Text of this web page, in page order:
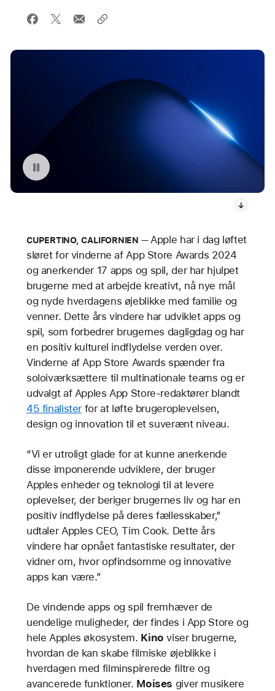
Sæt video på pause: App Store Awards 2024
CUPERTINO, CALIFORNIEN
Apple har i dag løftet
sløret for vinderne af App Store Awards 2024
og anerkender 17 apps og spil, der har hjulpet
brugerne med at arbejde kreativt, nå nye mål
og nyde hverdagens øjeblikke med familie og
venner. Dette års vindere har udviklet apps og
spil, som forbedrer brugernes dagligdag og har
en positiv kulturel indflydelse verden over.
Vinderne af App Store Awards spænder fra
soloiværksættere til multinationale teams og er
udvalgt af Apples App Store-redaktører blandt
45 finalister for at løfte brugeroplevelsen,
design og innovation til et suverænt niveau.
“Vi er utroligt glade for at kunne anerkende
disse imponerende udviklere, der bruger
Apples enheder og teknologi til at levere
oplevelser, der beriger brugernes liv og har en
positiv indflydelse på deres fællesskaber,”
udtaler Apples CEO, Tim Cook. Dette års
vindere har opnået fantastiske resultater, der
vidner om, hvor opfindsomme og innovative
apps kan være.”
De vindende apps og spil fremhæver de
uendelige muligheder, der findes i App Store og
hele Apples økosystem. Kino viser brugerne,
hvordan de kan skabe filmiske øjeblikke i
hverdagen med filminspirerede filtre og
avancerede funktioner. Moises giver musikere